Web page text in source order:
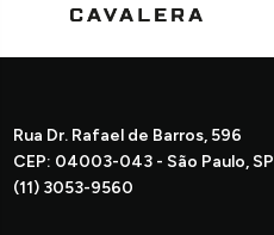
Rua Dr. Rafael de Barros, 596
CEP: 04003-043 - São Paulo, SP
(11) 3053-9560